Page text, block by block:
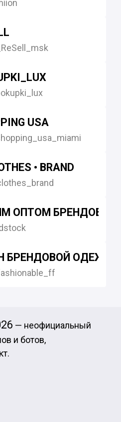
USA
• BRAND
ОПТОМ
БРЕНДОВОЙ
— неофициальный
и ботов,